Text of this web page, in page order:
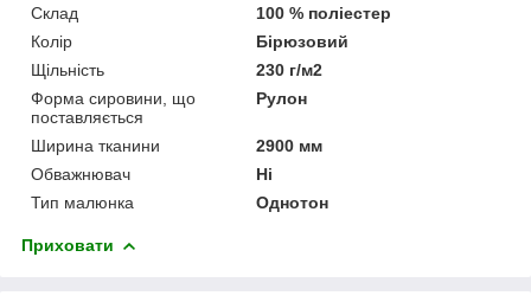
Склад
100 % поліестер
Колір
Бірюзовий
Щільність
230 г/м2
Форма сировини, що
поставляється
Рулон
Ширина тканини
2900 мм
Обважнювач
Ні
Тип малюнка
Однотон
Приховати